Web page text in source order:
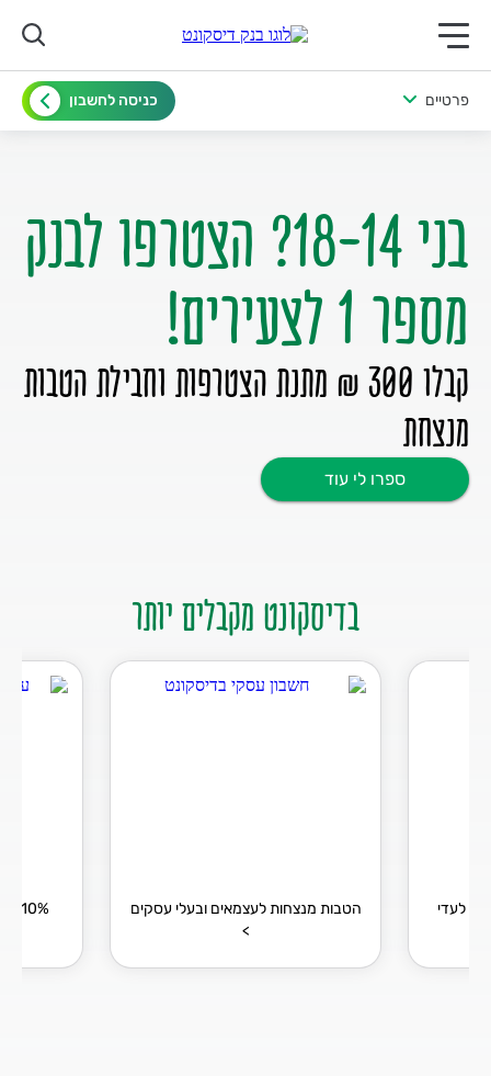
תפריט ראשי לנייד
פרטיים כניסה לחשבון
בני 18-14? הצטרפו לבנק
מספר 1 לצעירים!
קבלו 300 ₪ מתנת הצטרפות וחבילת הטבות
מנצחת
ספרו לי עוד
בדיסקונט מקבלים יותר
לעדי
הטבות מנצחות לעצמאים ובעלי עסקים
>